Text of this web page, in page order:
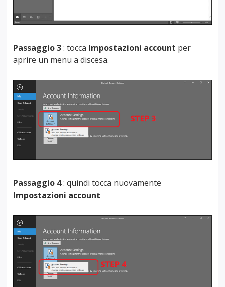
Passaggio 3: tocca Impostazioni account per
aprire un menu a discesa.
Passaggio 4: quindi tocca nuovamente
Impostazioni account